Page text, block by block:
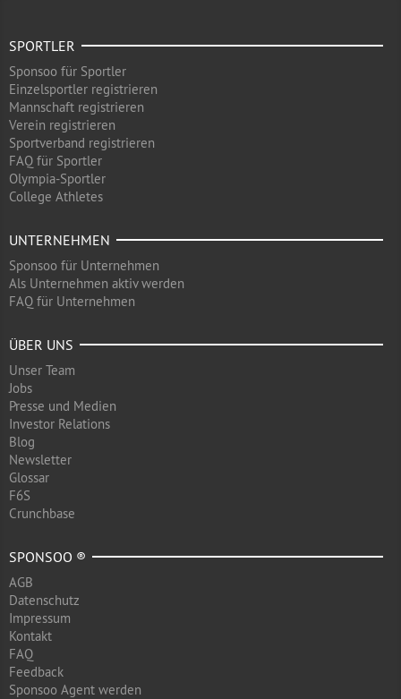
SPORTLER
Sponsoo für Sportler
Einzelsportler registrieren
Mannschaft registrieren
Verein registrieren
Sportverband registrieren
FAQ für Sportler
Olympia-Sportler
College Athletes
UNTERNEHMEN
Sponsoo für Unternehmen
Als Unternehmen aktiv werden
FAQ für Unternehmen
ÜBER UNS
Unser Team
Jobs
Presse und Medien
Investor Relations
Blog
Newsletter
Glossar
F6S
Crunchbase
SPONSOO ®
AGB
Datenschutz
Impressum
Kontakt
FAQ
Feedback
Sponsoo Agent werden